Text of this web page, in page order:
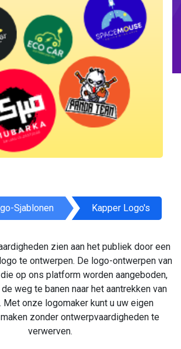
Sjablonen Kapper Logo's
zien aan het publiek door een
te ontwerpen. De logo-ontwerpen van
op ons platform worden aangeboden,
weg te banen naar het aantrekken van
Met onze logomaker kunt u uw eigen
zonder ontwerpvaardigheden te
verwerven.